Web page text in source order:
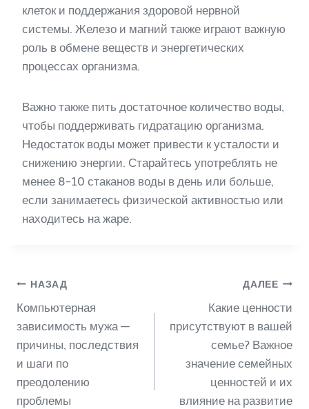
клеток и поддержания здоровой нервной
системы. Железо и магний также играют важную
роль в обмене веществ и энергетических
процессах организма.
Важно также пить достаточное количество воды,
чтобы поддерживать гидратацию организма.
Недостаток воды может привести к усталости и
снижению энергии. Старайтесь употреблять не
менее 8-10 стаканов воды в день или больше,
если занимаетесь физической активностью или
находитесь на жаре.
Навигация
по
записям
НАЗАД
Компьютерная
зависимость мужа —
причины, последствия
и шаги по
преодолению
проблемы
ДАЛЕЕ
Какие ценности
присутствуют в вашей
семье? Важное
значение семейных
ценностей и их
влияние на развитие